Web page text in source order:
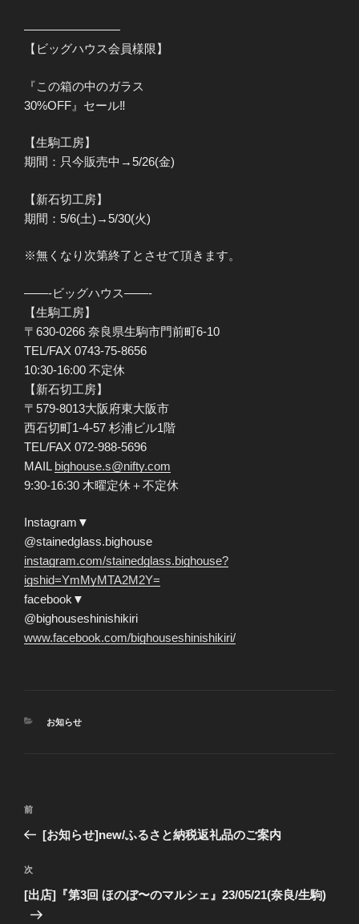
————————
【ビッグハウス会員様限】
『この箱の中のガラス
30%OFF』セール‼︎
【生駒工房】
期間：只今販売中→5/26(金)
【新石切工房】
期間：5/6(土)→5/30(火)
※無くなり次第終了とさせて頂きます。
——-ビッグハウス——-
【生駒工房】
〒630-0266 奈良県生駒市門前町6-10
TEL/FAX 0743-75-8656
10:30-16:00 不定休
【新石切工房】
〒579-8013大阪府東大阪市
西石切町1-4-57 杉浦ビル1階
TEL/FAX 072-988-5696
MAIL bighouse.s@nifty.com
9:30-16:30 木曜定休＋不定休
Instagram▼
@stainedglass.bighouse
instagram.com/stainedglass.bighouse?
igshid=YmMyMTA2M2Y=
facebook▼
@bighouseshinishikiri
www.facebook.com/bighouseshinishikiri/
カ
お知らせ
投
ビ
ゲ
ー
前
の
稿
前
[お知らせ]new/ふるさと納税返礼品のご案内
次
の
次
[出店]『第3回 ほのぼ〜のマルシェ』23/05/21(奈良/生駒)